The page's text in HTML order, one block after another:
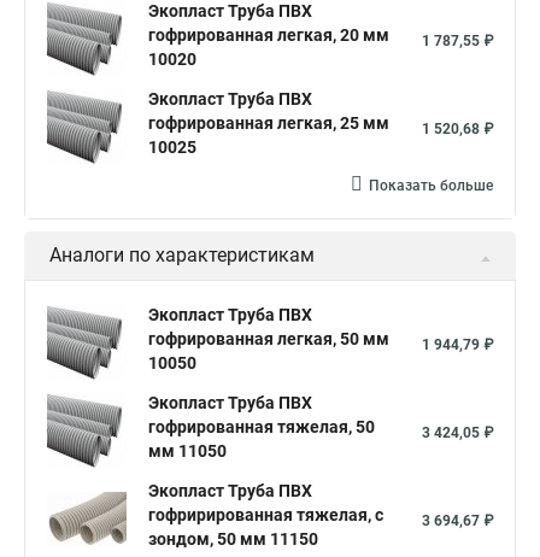
Экопласт Труба ПВХ
гофрированная легкая, 20 мм
10020
1 787,55 ₽
Экопласт Труба ПВХ
гофрированная легкая, 25 мм
10025
1 520,68 ₽
Показать больше
Аналоги по характеристикам
Экопласт Труба ПВХ
гофрированная легкая, 50 мм
10050
1 944,79 ₽
Экопласт Труба ПВХ
гофрированная тяжелая, 50
мм 11050
3 424,05 ₽
Экопласт Труба ПВХ
гофрирированная тяжелая, с
зондом, 50 мм 11150
3 694,67 ₽